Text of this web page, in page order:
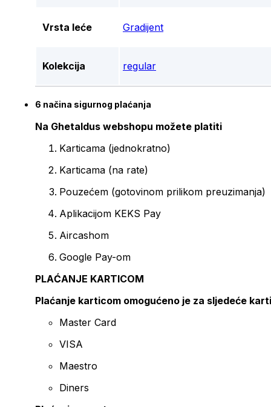
Vrsta leće Gradijent
Kolekcija regular
6 načina sigurnog plaćanja
Na Ghetaldus webshopu možete platiti
Karticama (jednokratno)
Karticama (na rate)
Pouzećem (gotovinom prilikom preuzimanja)
Aplikacijom KEKS Pay
Aircashom
Google Pay-om
PLAĆANJE KARTICOM
Plaćanje karticom omogućeno je za sljedeće
Master Card
VISA
Maestro
Diners